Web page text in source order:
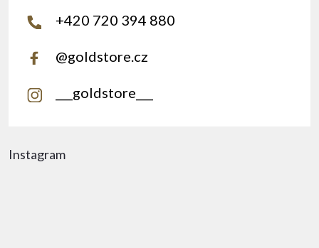
Instagram
+420 720 394 880
@goldstore.cz
___goldstore___